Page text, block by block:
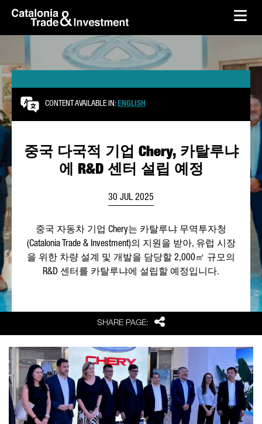
Skip to Main Content
skip-to-content
SHARE PAGE: Share
중국 다국적 기업 Chery, 카탈루냐
에 R&D 센터 설립 예정
CONTENT AVAILABLE IN:ENGLISH
30 JUL 2025
중국 자동차 기업 Chery는 카탈루냐 무역투자청
(Catalonia Trade & Investment)의 지원을 받아, 유럽 시장
을 위한 차량 설계 및 개발을 담당할 2,000㎡ 규모의
R&D 센터를 카탈루냐에 설립할 예정입니다.